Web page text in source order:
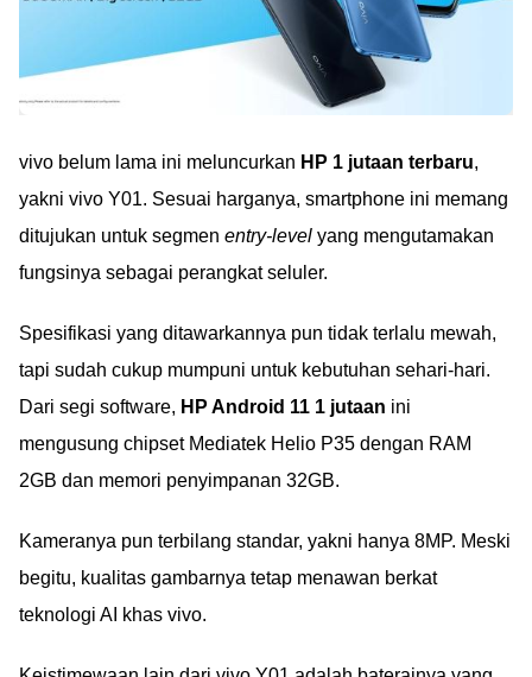
vivo belum lama ini meluncurkan HP 1 jutaan terbaru,
yakni vivo Y01. Sesuai harganya, smartphone ini memang
ditujukan untuk segmen entry-level yang mengutamakan
fungsinya sebagai perangkat seluler.
Spesifikasi yang ditawarkannya pun tidak terlalu mewah,
tapi sudah cukup mumpuni untuk kebutuhan sehari-hari.
Dari segi software, HP Android 11 1 jutaan ini
mengusung chipset Mediatek Helio P35 dengan RAM
2GB dan memori penyimpanan 32GB.
Kameranya pun terbilang standar, yakni hanya 8MP. Meski
begitu, kualitas gambarnya tetap menawan berkat
teknologi AI khas vivo.